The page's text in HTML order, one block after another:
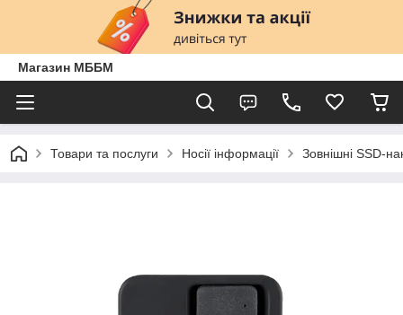
Магазин МББМ
Товари та послуги Носії інформації Зовнішні SSD-